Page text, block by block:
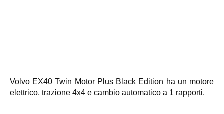
Volvo EX40 Twin Motor Plus Black Edition ha un motore
elettrico, trazione 4x4 e cambio automatico a 1 rapporti.